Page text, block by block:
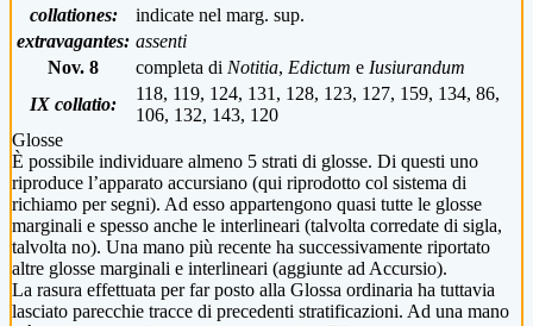
collationes:
indicate nel marg. sup.
extravagantes: assenti
Nov. 8
completa di Notitia, Edictum e Iusiurandum
IX collatio:
118, 119, 124, 131, 128, 123, 127, 159, 134, 86,
106, 132, 143, 120
Glosse
È possibile individuare almeno 5 strati di glosse. Di questi uno
riproduce l’apparato accursiano (qui riprodotto col sistema di
richiamo per segni). Ad esso appartengono quasi tutte le glosse
marginali e spesso anche le interlineari (talvolta corredate di sigla,
talvolta no). Una mano più recente ha successivamente riportato
altre glosse marginali e interlineari (aggiunte ad Accursio).
La rasura effettuata per far posto alla Glossa ordinaria ha tuttavia
lasciato parecchie tracce di precedenti stratificazioni. Ad una mano